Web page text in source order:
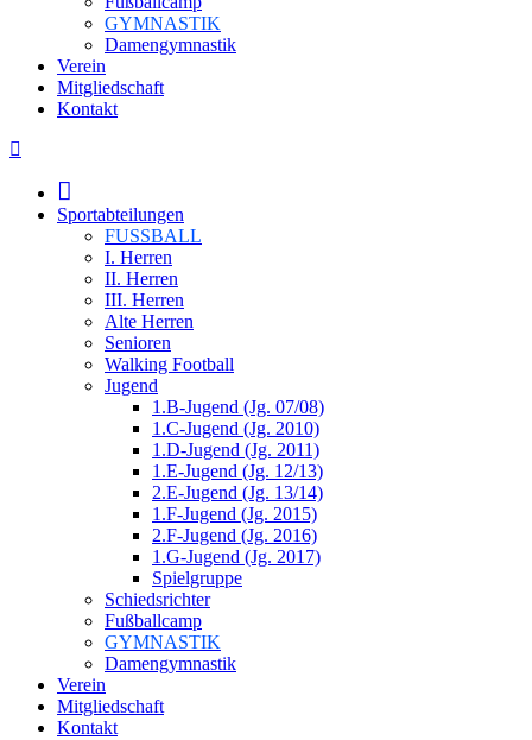
GYMNASTIK
Damengymnastik
Verein
Mitgliedschaft
Kontakt
opens
Sportabteilungen
FUSSBALL
I. Herren
II. Herren
III. Herren
Alte Herren
Senioren
Walking Football
Jugend
1.B-Jugend (Jg. 07/08)
1.C-Jugend (Jg. 2010)
1.D-Jugend (Jg. 2011)
1.E-Jugend (Jg. 12/13)
2.E-Jugend (Jg. 13/14)
1.F-Jugend (Jg. 2015)
2.F-Jugend (Jg. 2016)
1.G-Jugend (Jg. 2017)
Spielgruppe
Schiedsrichter
Fußballcamp
GYMNASTIK
Damengymnastik
Verein
Mitgliedschaft
Kontakt